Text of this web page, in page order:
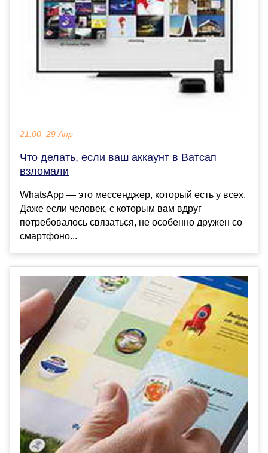
21:00, 29 Апр
Что делать, если ваш аккаунт в Ватсап
взломали
WhatsApp — это мессенджер, который есть у всех.
Даже если человек, с которым вам вдруг
потребовалось связаться, не особенно дружен со
смартфоно...